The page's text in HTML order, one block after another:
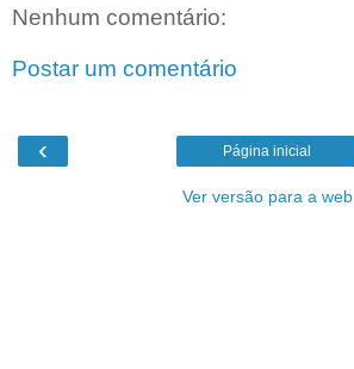
Nenhum comentário:
Postar um comentário
‹ Página inicial
Ver versão para a web